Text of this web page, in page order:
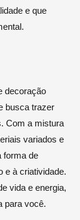
e que
decoração
busca trazer
Com a mistura
variados e
forma de
e à criatividade.
vida e energia,
para você.